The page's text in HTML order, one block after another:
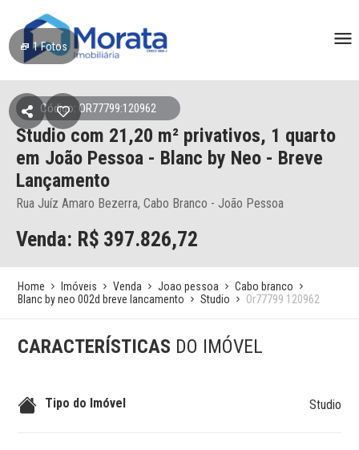
1Fotos
Código: OR77799:120962
Studio com 21,20 m² privativos, 1 quarto
em João Pessoa - Blanc by Neo - Breve
Lançamento
Rua Juíz Amaro Bezerra, Cabo Branco - João Pessoa
Venda: R$ 397.826,72
Home Imóveis Venda Joao pessoa
Cabo branco
Blanc by neo 002d breve lancamento
Studio Or77799 120962
CARACTERÍSTICAS DO IMÓVEL
Tipo do Imóvel Studio